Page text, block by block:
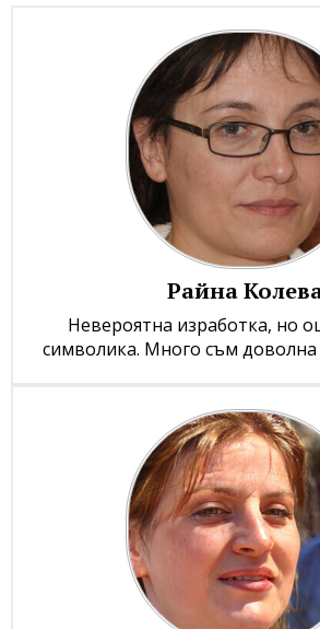
Райна
Невероятна изработка, но
символика. Много съм доволна